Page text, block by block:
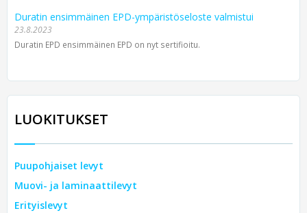
Duratin ensimmäinen EPD-ympäristöseloste valmistui
23.8.2023
Duratin EPD ensimmäinen EPD on nyt sertifioitu.
LUOKITUKSET
Puupohjaiset levyt
Muovi- ja laminaattilevyt
Erityislevyt